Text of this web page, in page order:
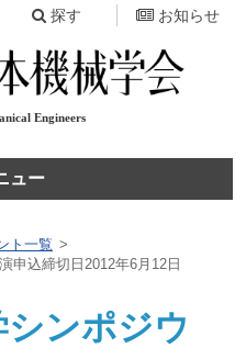
Engineers
ュー
探す お知らせ
ト一覧
申込締切日2012年6月12日
ンポジウ